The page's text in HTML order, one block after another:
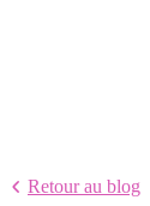
Retour au blog